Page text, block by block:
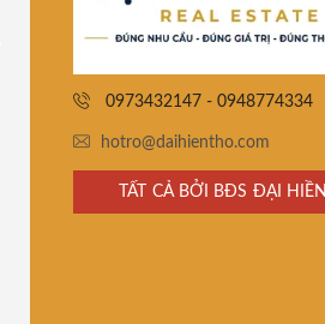
0973432147 - 0948774334
hotro@daihientho.com
TẤT CẢ BỞI BĐS ĐẠI